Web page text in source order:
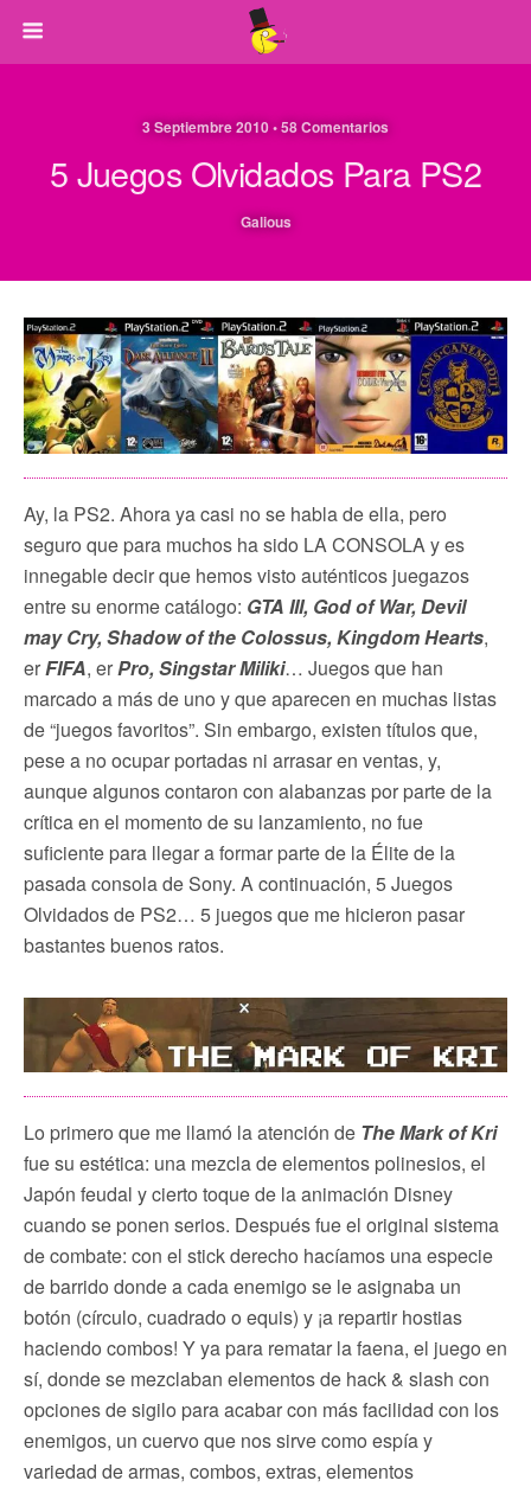
3 Septiembre 2010 • 58 Comentarios
5 Juegos Olvidados Para PS2
Galious
Ay, la PS2. Ahora ya casi no se habla de ella, pero
seguro que para muchos ha sido LA CONSOLA y es
innegable decir que hemos visto auténticos juegazos
entre su enorme catálogo: GTA III, God of War, Devil
may Cry, Shadow of the Colossus, Kingdom Hearts,
erFIFA, erPro, Singstar Miliki… Juegos que han
marcado a más de uno y que aparecen en muchas listas
de “juegos favoritos”. Sin embargo, existen títulos que,
pese a no ocupar portadas ni arrasar en ventas, y,
aunque algunos contaron con alabanzas por parte de la
crítica en el momento de su lanzamiento, no fue
suficiente para llegar a formar parte de la Élite de la
pasada consola de Sony. A continuación, 5 Juegos
Olvidados de PS2… 5 juegos que me hicieron pasar
bastantes buenos ratos.
Lo primero que me llamó la atención de The Mark of Kri
fue su estética: una mezcla de elementos polinesios, el
Japón feudal y cierto toque de la animación Disney
cuando se ponen serios. Después fue el original sistema
de combate: con el stick derecho hacíamos una especie
de barrido donde a cada enemigo se le asignaba un
botón (círculo, cuadrado o equis) y ¡a repartir hostias
haciendo combos! Y ya para rematar la faena, el juego en
sí, donde se mezclaban elementos de hack & slash con
opciones de sigilo para acabar con más facilidad con los
enemigos, un cuervo que nos sirve como espía y
variedad de armas, combos, extras, elementos